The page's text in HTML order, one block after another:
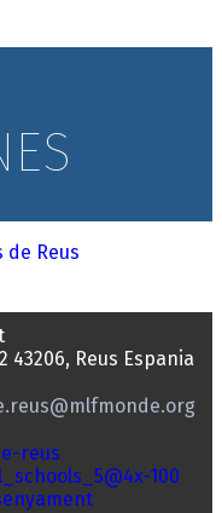
43206, Reus Espania